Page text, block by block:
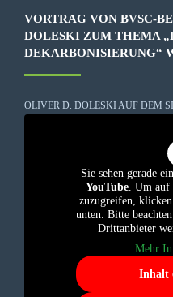
VORTRAG VON BVSC-
DOLESKI ZUM THEMA
DEKARBONISIERUNG“
OLIVER D. DOLESKI AUF DEM
Sie sehen gerade
YouTube. Um auf
zuzugreifen,
unten. Bitte
Drittanbieter
Mehr
Inhalt